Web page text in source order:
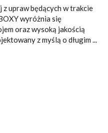
z upraw będących w trakcie
wyróżnia się
oraz wysoką jakością
z myślą o długim ...